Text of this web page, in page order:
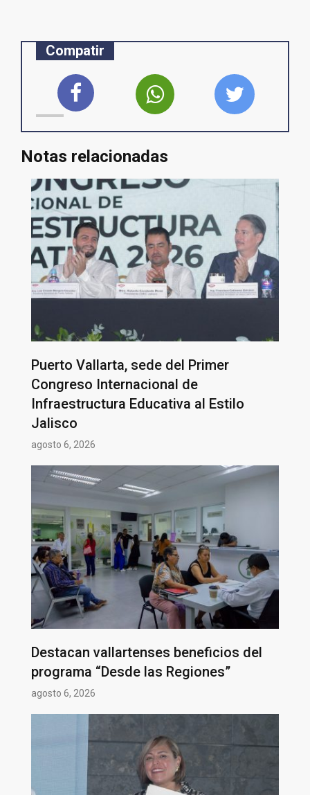
Compatir
Notas relacionadas
Puerto Vallarta, sede del Primer
Congreso Internacional de
Infraestructura Educativa al Estilo
Jalisco
agosto 6, 2026
Destacan vallartenses beneficios del
programa “Desde las Regiones”
agosto 6, 2026